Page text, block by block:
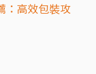
：高效包裝攻